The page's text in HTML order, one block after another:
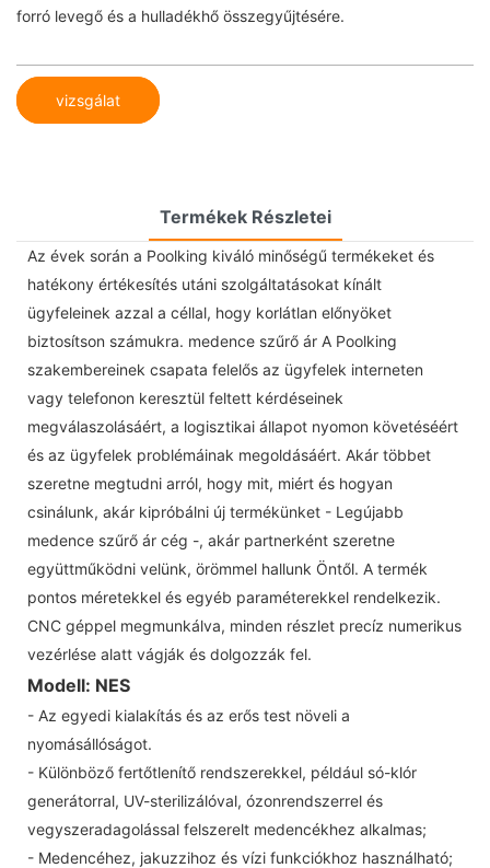
forró levegő és a hulladékhő összegyűjtésére.
vizsgálat
Termékek Részletei
Az évek során a Poolking kiváló minőségű termékeket és
hatékony értékesítés utáni szolgáltatásokat kínált
ügyfeleinek azzal a céllal, hogy korlátlan előnyöket
biztosítson számukra. medence szűrő ár A Poolking
szakembereinek csapata felelős az ügyfelek interneten
vagy telefonon keresztül feltett kérdéseinek
megválaszolásáért, a logisztikai állapot nyomon követéséért
és az ügyfelek problémáinak megoldásáért. Akár többet
szeretne megtudni arról, hogy mit, miért és hogyan
csinálunk, akár kipróbálni új termékünket - Legújabb
medence szűrő ár cég -, akár partnerként szeretne
együttműködni velünk, örömmel hallunk Öntől. A termék
pontos méretekkel és egyéb paraméterekkel rendelkezik.
CNC géppel megmunkálva, minden részlet precíz numerikus
vezérlése alatt vágják és dolgozzák fel.
Modell: NES
- Az egyedi kialakítás és az erős test növeli a
nyomásállóságot.
- Különböző fertőtlenítő rendszerekkel, például só-klór
generátorral, UV-sterilizálóval, ózonrendszerrel és
vegyszeradagolással felszerelt medencékhez alkalmas;
- Medencéhez, jakuzzihoz és vízi funkciókhoz használható;